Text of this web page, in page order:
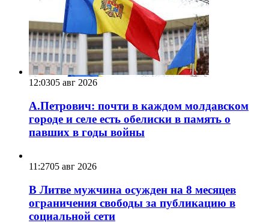
12:0305 авг 2026
А.Петрович: почти в каждом молдавском
городе и селе есть обелиски в память о
павших в годы войны
11:2705 авг 2026
В Литве мужчина осужден на 8 месяцев
ограничения свободы за публикацию в
социальной сети